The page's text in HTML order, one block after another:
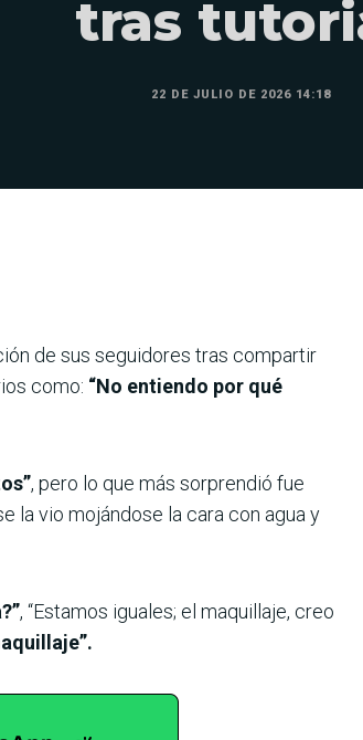
tras
22 DE JULIO DE 2026 14:18
de sus seguidores tras compartir
como: “No entiendo por qué
, pero lo que más sorprendió fue
la vio mojándose la cara con agua y
, “Estamos iguales; el maquillaje, creo